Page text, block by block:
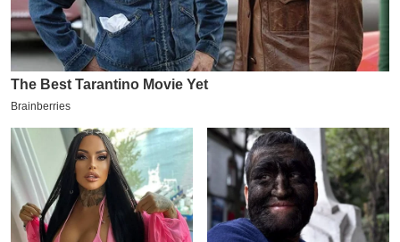
2
0
2
6
क्रा
इ
म
ई
-
पे